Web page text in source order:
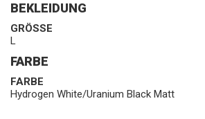
BEKLEIDUNG
GRÖSSE
L
FARBE
FARBE
Hydrogen White/Uranium Black Matt